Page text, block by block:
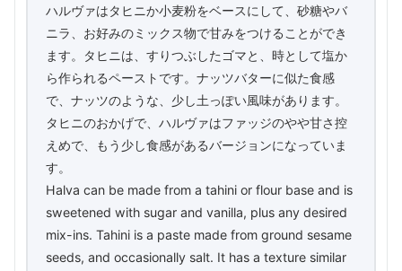
ハルヴァはタヒニか小麦粉をベースにして、砂糖やバ
ニラ、お好みのミックス物で甘みをつけることができ
ます。タヒニは、すりつぶしたゴマと、時として塩か
ら作られるペーストです。ナッツバターに似た食感
で、ナッツのような、少し土っぽい風味があります。
タヒニのおかげで、ハルヴァはファッジのやや甘さ控
えめで、もう少し食感があるバージョンになっていま
す。
Halva can be made from a tahini or flour base and is
sweetened with sugar and vanilla, plus any desired
mix-ins. Tahini is a paste made from ground sesame
seeds, and occasionally salt. It has a texture similar